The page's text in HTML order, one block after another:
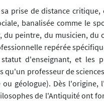
prise de distance critique,
banalisée comme le
peintre, du musicien, du
repérée
d'enseignant, et les
professeur de
ou géologue). Dès l'origine,
de l'Antiquité ont